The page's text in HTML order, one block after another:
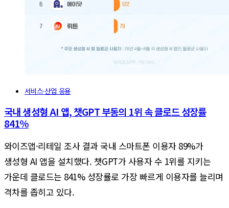
서비스·산업 응용
국내 생성형 AI 앱, 챗GPT 부동의 1위 속 클로드 성장률
841%
와이즈앱·리테일 조사 결과 국내 스마트폰 이용자 89%가
생성형 AI 앱을 설치했다. 챗GPT가 사용자 수 1위를 지키는
가운데 클로드는 841% 성장률로 가장 빠르게 이용자를 늘리며
격차를 좁히고 있다.